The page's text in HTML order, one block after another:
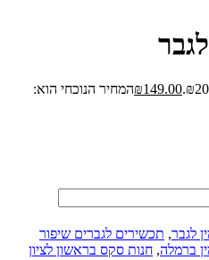
₪149.00
המחיר הנוכחי הוא:
לגבר, תכשירים לגברים שיפור
ברמלה, חנות סקס בראשון לציון